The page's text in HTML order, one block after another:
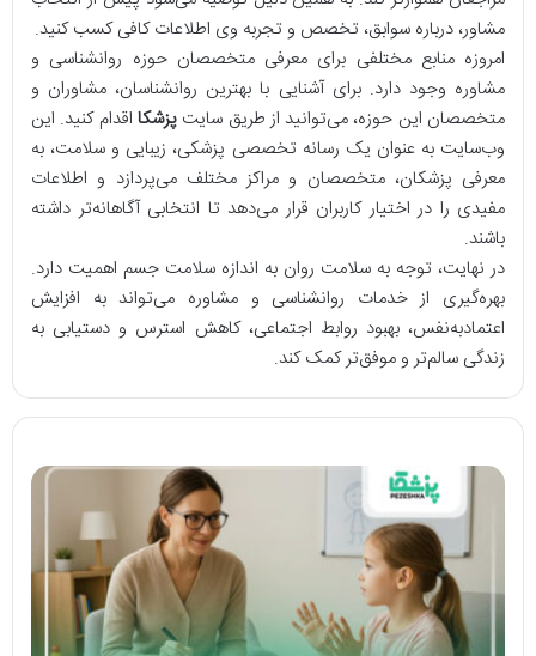
مشاور، درباره سوابق، تخصص و تجربه وی اطلاعات کافی کسب کنید.
امروزه منابع مختلفی برای معرفی متخصصان حوزه روانشناسی و
مشاوره وجود دارد. برای آشنایی با بهترین روانشناسان، مشاوران و
متخصصان این حوزه، می‌توانید از طریق سایتپزشکا اقدام کنید. این
وب‌سایت به عنوان یک رسانه تخصصی پزشکی، زیبایی و سلامت، به
معرفی پزشکان، متخصصان و مراکز مختلف می‌پردازد و اطلاعات
مفیدی را در اختیار کاربران قرار می‌دهد تا انتخابی آگاهانه‌تر داشته
باشند.
در نهایت، توجه به سلامت روان به اندازه سلامت جسم اهمیت دارد.
بهره‌گیری از خدمات روانشناسی و مشاوره می‌تواند به افزایش
اعتمادبه‌نفس، بهبود روابط اجتماعی، کاهش استرس و دستیابی به
زندگی سالم‌تر و موفق‌تر کمک کند.